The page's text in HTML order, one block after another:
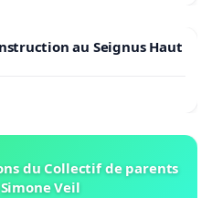
au Seignus Haut
du Collectif de parents
Veil